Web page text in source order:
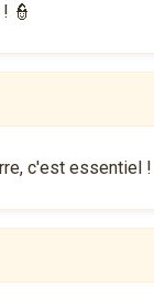
👮
c'est essentiel